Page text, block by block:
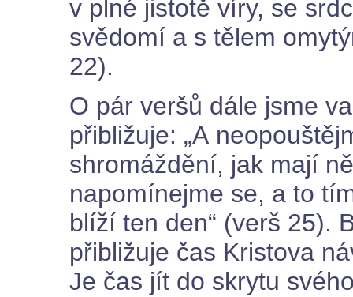
v plné jistotě víry, se
svědomí a s tělem
22).
O pár veršů dále jsme
přibližuje: „A
shromáždění, jak mají
napomínejme se, a to
blíží ten den“ (verš 25).
přibližuje čas Kristova
Je čas jít do skrytu